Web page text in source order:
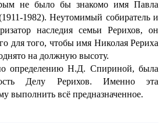
не было бы знакомо имя Павла
1982). Неутомимый собиратель и
наследия семьи Рерихов, он
для того, чтобы имя Николая Рериха
на должную высоту.
определению Н.Д. Спириной, была
Делу Рерихов. Именно эта
выполнить всё предназначенное.